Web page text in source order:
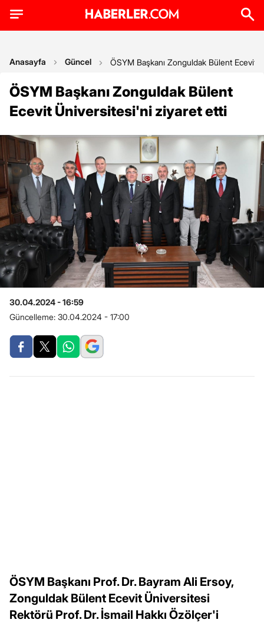
Anasayfa Güncel ÖSYM Başkanı Zonguldak Bülent Ecevit
ÖSYM Başkanı Zonguldak Bülent
Ecevit Üniversitesi'ni ziyaret etti
30.04.2024 - 16:59
Güncelleme: 30.04.2024 - 17:00
ÖSYM Başkanı Prof. Dr. Bayram Ali Ersoy,
Zonguldak Bülent Ecevit Üniversitesi
Rektörü Prof. Dr. İsmail Hakkı Özölçer'i